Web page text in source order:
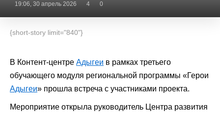
19:06, 30 апрель 2026
4 0
{short-story limit="840"}
В Контент-центре Адыгеи в рамках третьего
обучающего модуля региональной программы «Герои
Адыгеи» прошла встреча с участниками проекта.
Мероприятие открыла руководитель Центра развития